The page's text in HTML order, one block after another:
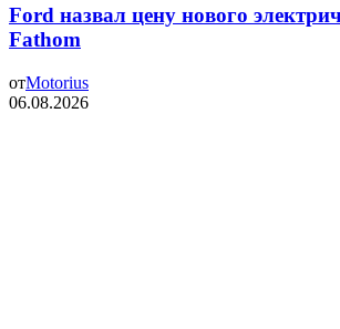
Ford назвал цену нового
Fathom
отMotorius
06.08.2026